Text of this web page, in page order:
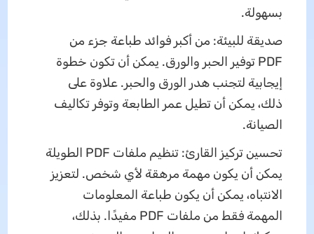
بسهولة.
صديقة للبيئة: من أكبر فوائد طباعة جزء من
PDF توفير الحبر والورق. يمكن أن تكون خطوة
إيجابية لتجنب هدر الورق والحبر. علاوة على
ذلك، يمكن أن تطيل عمر الطابعة وتوفر تكاليف
الصيانة.
تحسين تركيز القارئ: تنظيم ملفات PDF الطويلة
يمكن أن يكون مهمة مرهقة لأي شخص. لتعزيز
الانتباه، يمكن أن يكون طباعة المعلومات
المهمة فقط من ملفات PDF مفيدًا. بذلك،